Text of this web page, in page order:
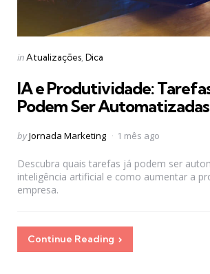
Categories
Posted
inAtualizações Dica
IA e Produtividade:
Podem Ser
Posted
byJornada Marketing 1 mês ago
Descubra quais tarefas já podem ser
inteligência artificial e como aumentar a
empresa.
Continue Reading